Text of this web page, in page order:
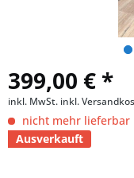
399,00 € *
inkl. MwSt. inkl.
nicht mehr lieferbar
Ausverkauft